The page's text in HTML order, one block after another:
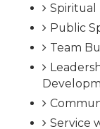
Spiritual
Public
Team
Service